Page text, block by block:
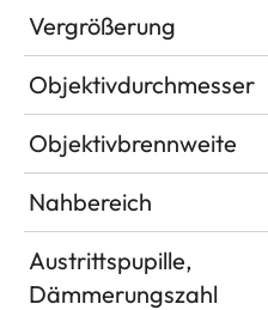
Vergrößerung
Objektivdurchmesser
Objektivbrennweite
Nahbereich
Austrittspupille,
Dämmerungszahl